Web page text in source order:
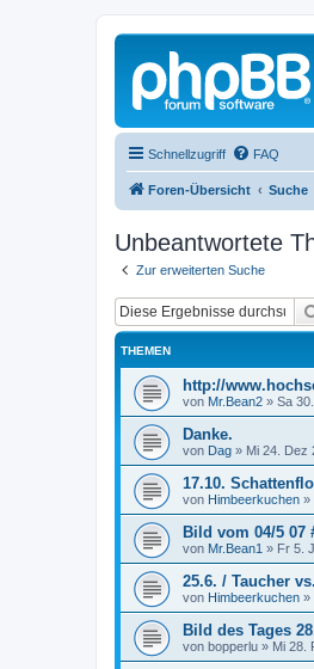
Schnellzugriff FAQ
Foren-Übersicht Suche
Unbeantwortete
Zur erweiterten Suche
THEMEN
http://
von Mr.Bean2 » Sa
Danke.
von Dag » Mi 24. Dez
17.10.
von Himbeerkuchen »
Bild vom 04/5 07
von Mr.Bean1 » Fr 5.
25.6. / Taucher
von Himbeerkuchen »
Bild des Tages
von bopperlu » Mi 28.